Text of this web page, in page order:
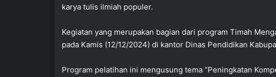
karya tulis ilmiah populer.
Kegiatan yang merupakan bagian dari program Timah
pada Kamis (12/12/2024) di kantor Dinas Pendidikan
Program pelatihan ini mengusung tema “Peningkatan